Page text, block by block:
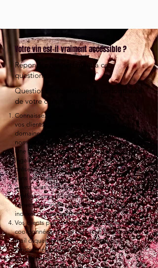
Votre vin est-il vraiment accessible ?
Répondez honnêtement à ce
questionnaire
Questions pour évaluer la performance
de votre communication
Connaissez-vous les mots-clés exacts que
vos clients doivent taper pour trouver votre
domaine viticole ou vos vins, sans utiliser le
nom de votre château ?
Une fois sur votre site, toutes les informations
légales et les politiques de vente sont-elles
présentes et claires pour permettre un achat
sans obstacle ?
Savez-vous si les moteurs de recherche et les
intelligences artificielles (Google, IA
conversationnelles, LLM) peuvent explorer et
indexer correctement votre site ?
Vos clients peuvent-ils trouver facilement vos
coordonnées et vous contacter directement :
mail cliquable, numéro de téléphone
fonctionnel, possibilité de joindre le
propriétaire ?